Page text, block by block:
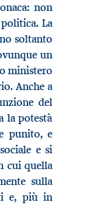
non
La
soltanto
un
ministero
Anche a
del
la potestà
punito, e
e si
cui quella
sulla
e, più in